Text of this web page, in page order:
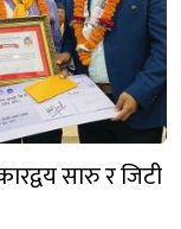
सारु र जिटी